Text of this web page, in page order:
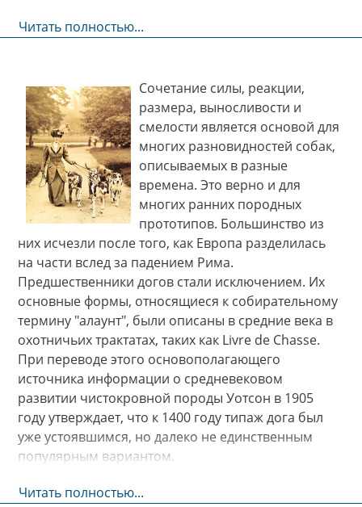
Читать полностью...
Cочетание силы, реакции,
размера, выносливости и
смелости является основой для
многих разновидностей собак,
описываемых в разные
времена. Это верно и для
многих ранних породных
прототипов. Большинство из
них исчезли после того, как Европа разделилась
на части вслед за падением Рима.
Предшественники догов стали исключением. Их
основные формы, относящиеся к собирательному
термину "алаунт", были описаны в средние века в
охотничьих трактатах, таких как Livre de Chasse.
При переводе этого основополагающего
источника информации о средневековом
развитии чистокровной породы Уотсон в 1905
году утверждает, что к 1400 году типаж дога был
уже устоявшимся, но далеко не единственным
популярным вариантом.
Читать полностью...